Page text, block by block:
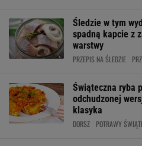
Śledzie w tym
spadną kapcie z
warstwy
PRZEPIS NA ŚLEDZIE
Świąteczna ryba
odchudzonej
klasyka
DORSZ POTRAWY